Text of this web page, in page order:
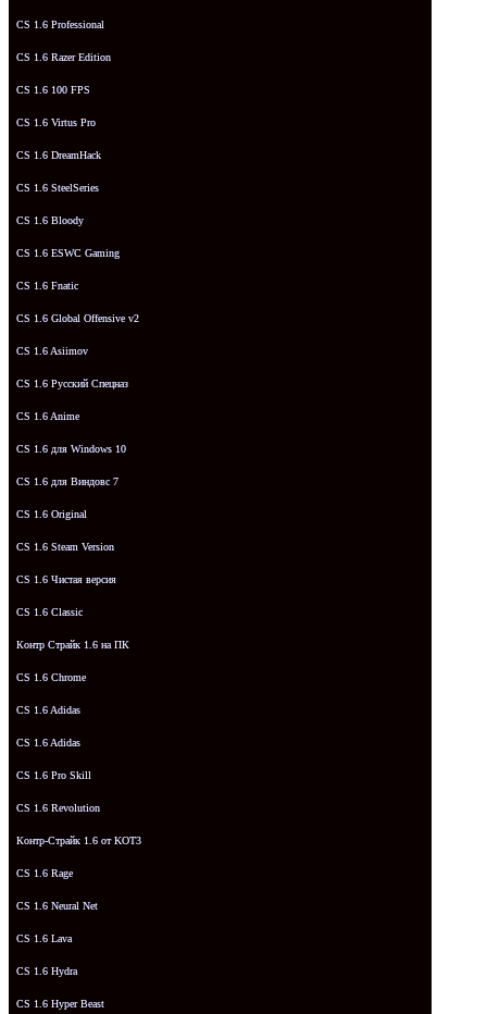
CS 1.6 Professional
CS 1.6 Razer Edition
CS 1.6 100 FPS
CS 1.6 Virtus Pro
CS 1.6 DreamHack
CS 1.6 SteelSeries
CS 1.6 Bloody
CS 1.6 ESWC Gaming
CS 1.6 Fnatic
CS 1.6 Global Offensive v2
CS 1.6 Asiimov
CS 1.6 Русский Спецназ
CS 1.6 Anime
CS 1.6 для Windows 10
CS 1.6 для Виндовс 7
CS 1.6 Original
CS 1.6 Steam Version
CS 1.6 Чистая версия
CS 1.6 Classic
Контр Страйк 1.6 на ПК
CS 1.6 Chrome
CS 1.6 Adidas
CS 1.6 Adidas
CS 1.6 Pro Skill
CS 1.6 Revolution
Контр-Страйк 1.6 от KOT3
CS 1.6 Rage
CS 1.6 Neural Net
CS 1.6 Lava
CS 1.6 Hydra
CS 1.6 Hyper Beast